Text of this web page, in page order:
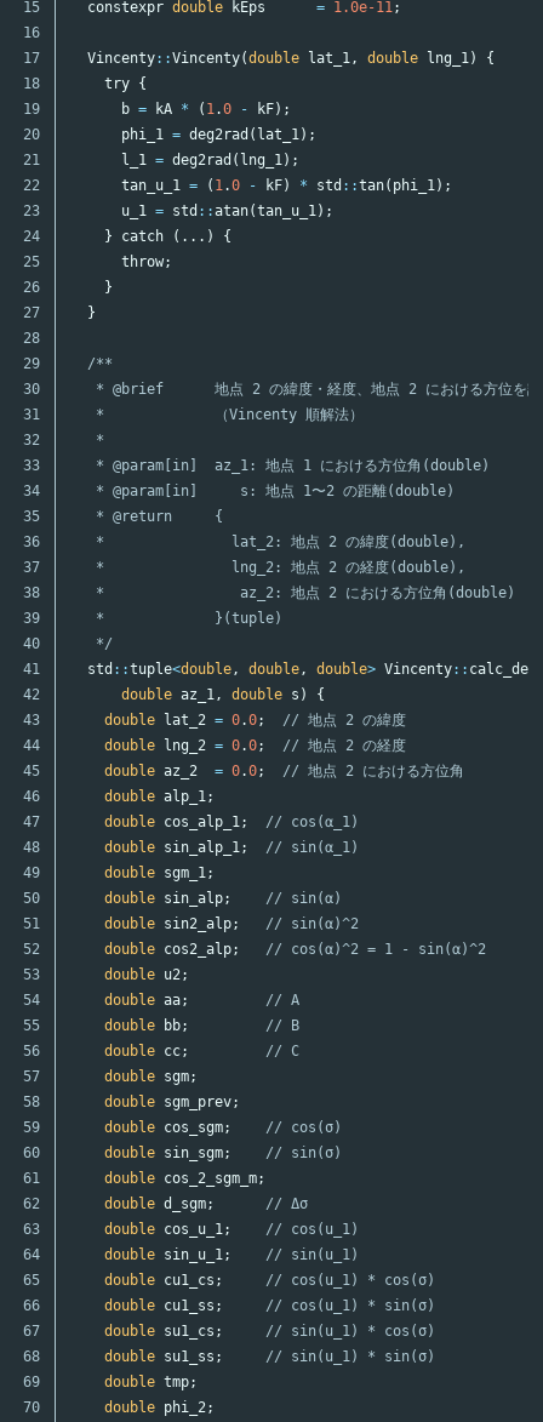
15
16
17
18
19
20
21
22
23
24
25
26
27
28
29
30
31
32
33
34
35
36
37
38
39
40
41
42
43
44
45
46
47
48
49
50
51
52
53
54
55
56
57
58
59
60
61
62
63
64
65
66
67
68
69
70
constexpr double kEps = 1.0e-11;
Vincenty::Vincenty(double lat_1, double lng_1)
{
try {
b = kA * ( 1.0 - kF);
phi_1 = deg2rad ( lat_1);
l_1 = deg2rad ( lng_1);
tan_u_1 = ( 1.0 - kF) * std ::tan( phi_1);
u_1 = std ::atan(tan_u_1);
}
catch (...)
{
throw;
}
}
/**
* @brief      地点 2 の緯度・経度、地点 2 における方位を
   *             （Vincenty 順解法）
   *
   * @param[in]  az_1: 地点 1 における方位角(double)
   * @param[in]     s: 地点 1〜2 の距離(double)
   * @return     {
   *               lat_2: 地点 2 の緯度(double),
   *               lng_2: 地点 2 の経度(double),
   *                az_2: 地点 2 における方位角(double)
   *             }(tuple)
   */
std ::tuple<double, double, double> Vincenty::
double az_1, double s )
{
double
lat_2 = 0.0;
// 地点 2 の緯度
double
lng_2 = 0.0;
// 地点 2 の経度
double az_2 = 0.0;
// 地点 2 における方位角
double alp_1;
double cos_alp_1;
// cos(α_1)
double sin_alp_1;
// sin(α_1)
double sgm_1;
double sin_alp;
// sin(α)
double sin2_alp;
// sin(α)^2
double cos2_alp;
// cos(α)^2 = 1 - sin(α)^2
double u2;
double aa;
// A
double
bb;
// B
double cc;
// C
double sgm;
double sgm_prev;
double cos_sgm;
// cos(σ)
double sin_sgm;
// sin(σ)
double cos_2_sgm_m;
double d_sgm;
// Δσ
double cos_u_1;
// cos(u_1)
double sin_u_1;
// sin(u_1)
double cu1_cs ;
// cos(u_1) * cos(σ)
double cu1_ss ;
// cos(u_1) * sin(σ)
double su1_cs ;
// sin(u_1) * cos(σ)
double su1_ss ;
// sin(u_1) * sin(σ)
double tmp;
double phi_2;